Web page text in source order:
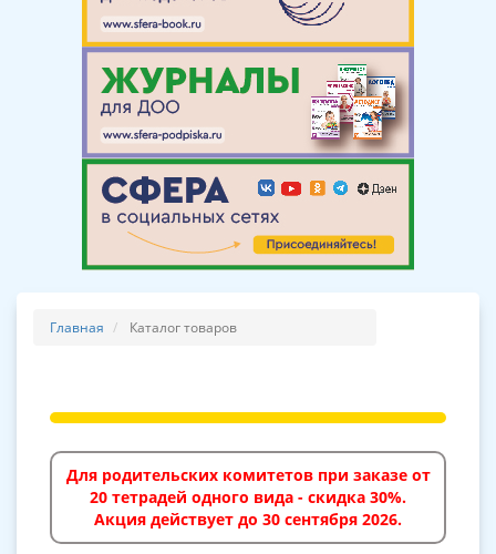
Главная Каталог товаров
Для родительских комитетов при заказе от
20 тетрадей одного вида - скидка 30%.
Акция действует до 30 сентября 2026.